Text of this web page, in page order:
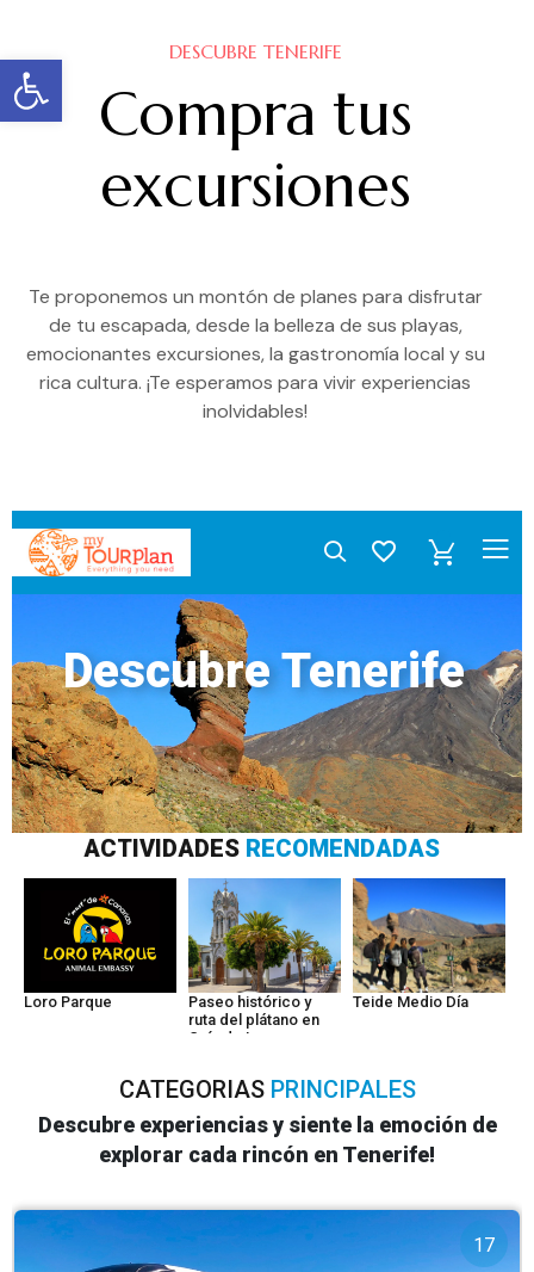
DESCUBRE TENERIFE
Compra tus
excursiones
Te proponemos un montón de planes para disfrutar
de tu escapada, desde la belleza de sus playas,
emocionantes excursiones, la gastronomía local y su
rica cultura. ¡Te esperamos para vivir experiencias
inolvidables!
Abrir barra de herramientas